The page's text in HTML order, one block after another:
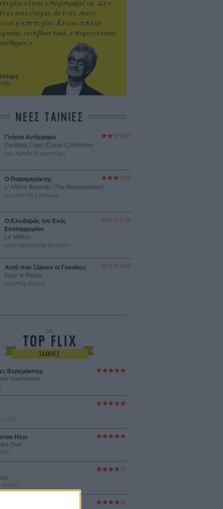
είναι υπερτιμημένη. Δεν
καλύτερο, δεν σε πάει
η επιτυχία. Είναι απλώς
ανεβαστικό, επιφανειακό
ΝΕΕΣ ΤΑΙΝΙΕΣ
Γνήσιο Αντίγραφο
Certified Copy (Copie Conforme)
του Αμπάς Κιαροστάμι
Ο Παραχαράκτης
L’ Affaire Bojarski (The Moneymaker)
του Ζαν-Πολ Σαλομέ
Ο Κλειδαράς του Ενός
Εκατομμυρίου
Le Million
του Γκρεγκουάρ Βινιερόν
Αυτό που Ξέρουν οι Γυναίκες
Pour le Plaisir
του Ρεέμ Κερισί
Βερκμάιστερ
Harmonies
Ηλιο
Sun